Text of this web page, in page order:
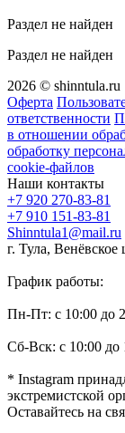
Раздел не найден
Раздел не найден
2026 © shinntula.ru
Оферта
ответственности
в отношении
обработку
cookie-файлов
Наши контакты
+7 920 270-83-81
+7 910 151-83-81
Shinntula1@mail.ru
г. Тула,
График работы:
Пн-Пт: с 10:00 до
Сб-Вск: с 10:00 до
* Instagram
экстремистской
Оставайтесь на